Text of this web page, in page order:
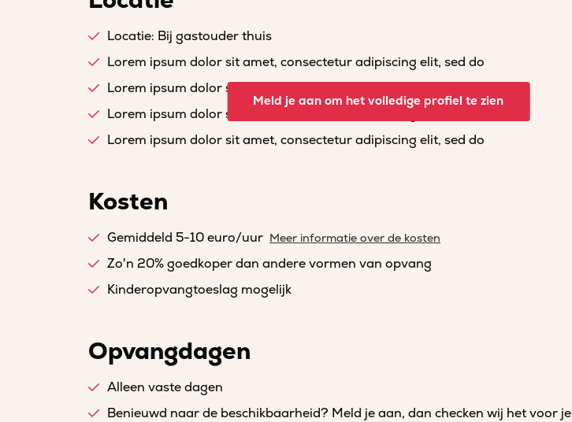
Locatie: Bij gastouder thuis
Lorem ipsum dolor sit amet, consectetur adipiscing elit, sed do
Lorem ipsum dolor sit amet, consectetur adipiscing elit, sed do
Lorem ipsum dolor sit amet, consectetur adipiscing elit, sed do
Lorem ipsum dolor sit amet, consectetur adipiscing elit, sed do
Meld je aan om het volledige profiel te zien
Kosten
Gemiddeld 5-10 euro/uur Meer informatie over de kosten
Zo'n 20% goedkoper dan andere vormen van opvang
Kinderopvangtoeslag mogelijk
Opvangdagen
Alleen vaste dagen
Benieuwd naar de beschikbaarheid? Meld je aan, dan checken wij het voor je